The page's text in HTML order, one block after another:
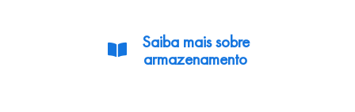
Saiba mais sobre
armazenamento